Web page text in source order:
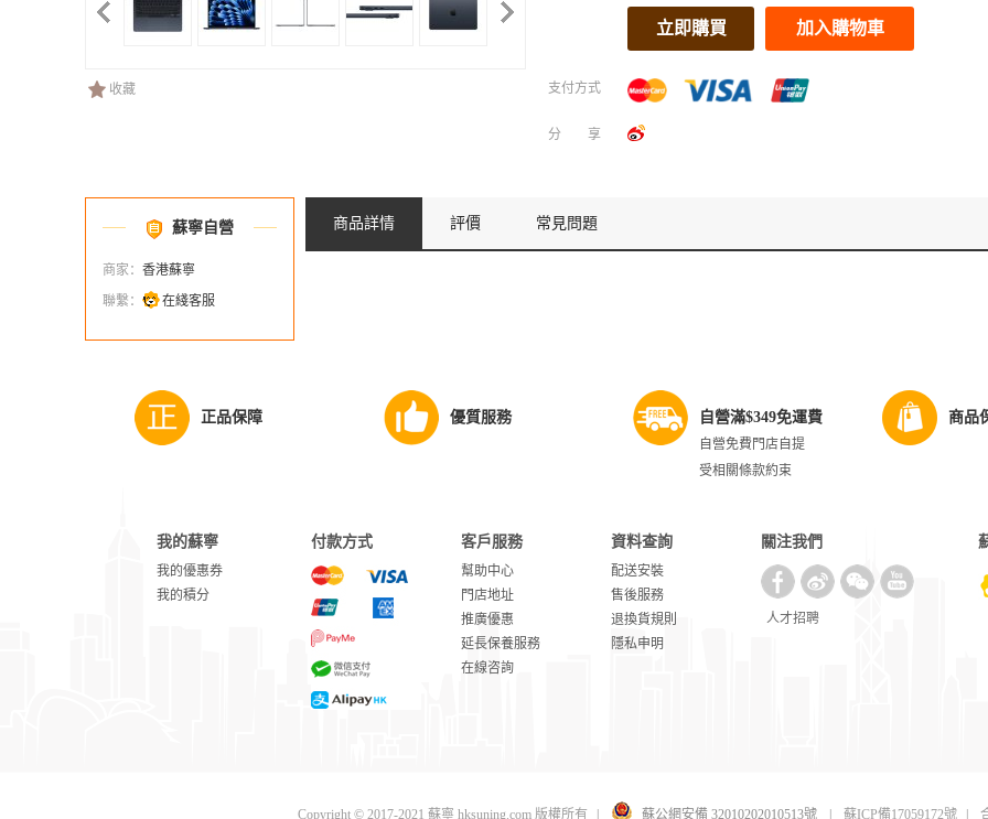
收藏
立即購買 加入購物車
支付方式
分享
蘇寧自營
商家： 香港蘇寧
聯繫：
在綫客服
商品詳情 評價 常見問題
正品保障 優質服務 自營滿$349免運費
自營免費門店自提
受相關條款約束
商品
我的蘇寧
我的優惠券
我的積分
付款方式 客戶服務
幫助中心
門店地址
推廣優惠
延長保養服務
在線咨詢
資料查詢
配送安裝
售後服務
退換貨規則
隱私申明
關注我們
人才招聘
Copyright © 2017-2021 蘇寧 hksuning.com 版權所有 蘇公網安備 32010202010513號 蘇ICP備17059172號